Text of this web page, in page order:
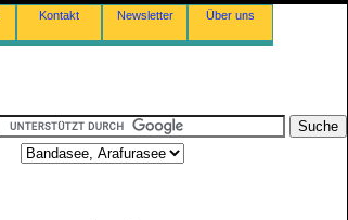
Kontakt Newsletter Über uns